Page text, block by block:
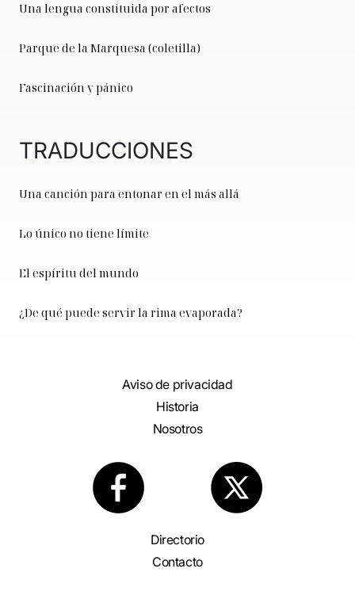
Una lengua constituida por afectos
Parque de la Marquesa (coletilla)
Fascinación y pánico
TRADUCCIONES
Una canción para entonar en el más allá
Lo único no tiene límite
El espíritu del mundo
¿De qué puede servir la rima evaporada?
Aviso de privacidad
Historia
Nosotros
Directorio
Contacto